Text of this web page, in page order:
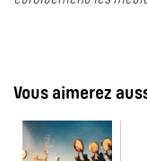
Vous aimerez